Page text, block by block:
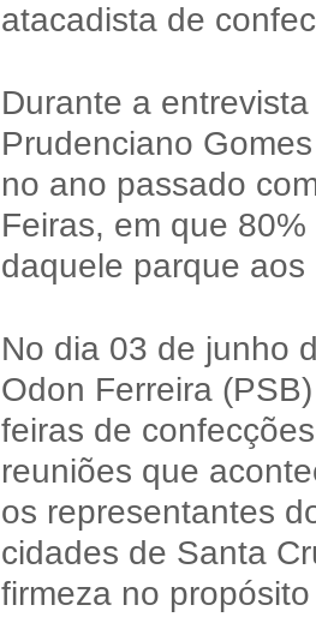
atacadista de
Durante a
Prudenciano
no ano passado
Feiras, em que
daquele parque aos
No dia 03 de junho
Odon Ferreira
feiras de
reuniões que
os representantes
cidades de Santa
firmeza no